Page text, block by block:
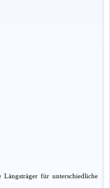
für unterschiedliche